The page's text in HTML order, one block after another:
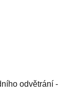
odvětrání -